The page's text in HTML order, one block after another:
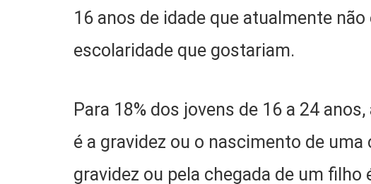
16 anos de idade que atualmente
escolaridade que gostariam.
Para 18% dos jovens de 16 a 24
é a gravidez ou o nascimento de
gravidez ou pela chegada de um